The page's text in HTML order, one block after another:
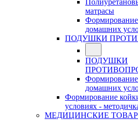
матрасы
Формирование
домашних
ПОДУШКИ
ПОДУШКИ
Формирование
домашних
Формирование
условиях -
МЕДИЦИНСКИЕ